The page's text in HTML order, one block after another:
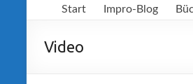
Richter
Start Impro-Blog
Video